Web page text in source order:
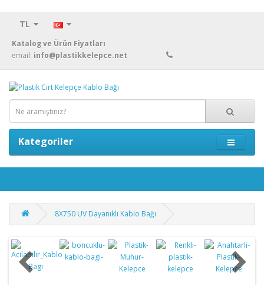
TL
Katalog ve Ürün Fiyatları
email: info@plastikkelepce.net
Kategoriler
8X750 UV Dayanıklı Kablo Bağı